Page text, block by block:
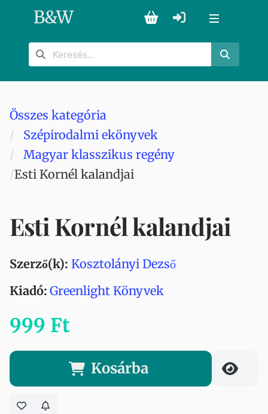
B&W
Összes kategória
Szépirodalmi ekönyvek
Magyar klasszikus regény
Esti Kornél kalandjai
Esti Kornél kalandjai
Szerző(k): Kosztolányi Dezső
Kiadó: Greenlight Könyvek
999 Ft
Kosárba